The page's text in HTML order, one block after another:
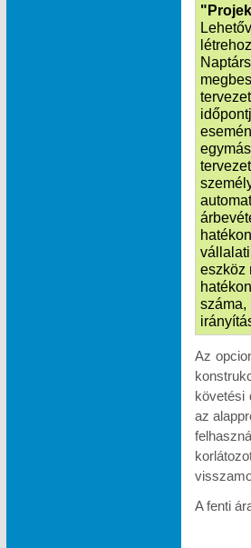
eszköz
száma,
Az
követési
az
A fenti